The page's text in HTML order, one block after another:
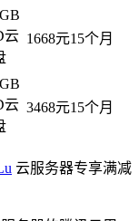
云 1668元15个月
云 3468元15个月
云服务器专享满减